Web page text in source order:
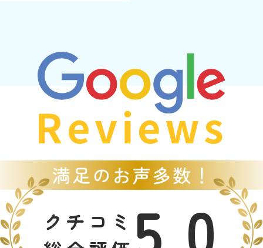
Reviews
クチコミ 5.0